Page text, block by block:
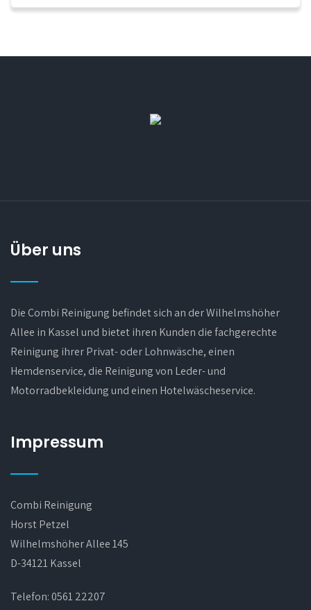
Über uns
Die Combi Reinigung befindet sich an der Wilhelmshöher
Allee in Kassel und bietet ihren Kunden die fachgerechte
Reinigung ihrer Privat- oder Lohnwäsche, einen
Hemdenservice, die Reinigung von Leder- und
Motorradbekleidung und einen Hotelwäscheservice.
Impressum
Combi Reinigung
Horst Petzel
Wilhelmshöher Allee 145
D-34121 Kassel
Telefon:0561 22207